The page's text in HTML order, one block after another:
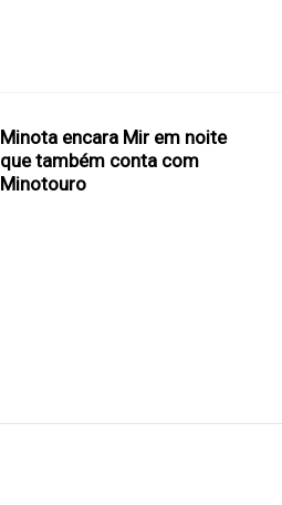
Minota encara Mir em noite
que também conta com
Minotouro